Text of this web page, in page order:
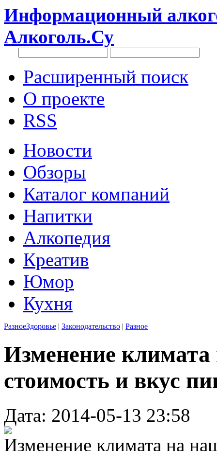
Информационный
Алкоголь.Су
Расширенный поиск
О проекте
RSS
Новости
Обзоры
Каталог компаний
Напитки
Алкопедия
Креатив
Юмор
Кухня
РазноеЗдоровье | Законодательство | Разное
Изменение
стоимость и вкус
Дата: 2014-05-13 23:58
Изменение климата на